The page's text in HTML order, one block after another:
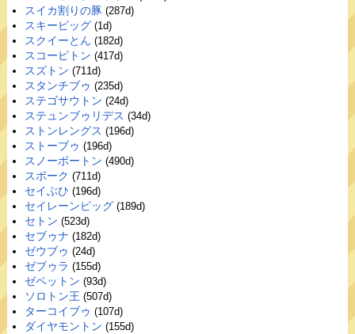
スイカ割りの豚(287d)
スキーピッグ(1d)
スクイーとん (182d)
スコーピトン (417d)
スズトン (711d)
スタンチブゥ (235d)
ステゴサウトン (24d)
ステュンブゥリデス (34d)
ストンレングス (196d)
ストーブゥ (196d)
スノーボートン (490d)
スポーク (711d)
セイぶひ (196d)
セイレーンピッグ(189d)
セトン (523d)
セブゥナ (182d)
ゼウブゥ (24d)
ゼブゥラ (155d)
ゼペットン (93d)
ソロトン王 (507d)
ターコイブゥ (107d)
ダイヤモントン (155d)